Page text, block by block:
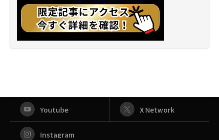
Youtube X Network
Instagram